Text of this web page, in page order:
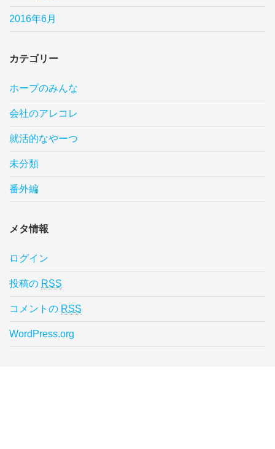
2016年6月
カテゴリー
ホープのみんな
会社のアレコレ
就活的なやーつ
未分類
番外編
メタ情報
ログイン
投稿の RSS
コメントの RSS
WordPress.org